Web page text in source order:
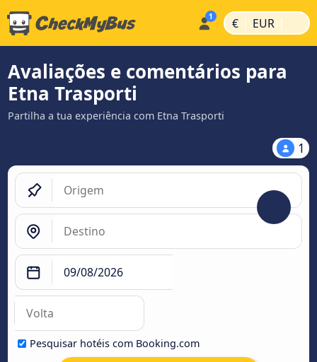
€ | EUR |
Avaliações e comentários para
Etna Trasporti
Partilha a tua experiência com Etna Trasporti
1
Pesquisar hotéis com Booking.com